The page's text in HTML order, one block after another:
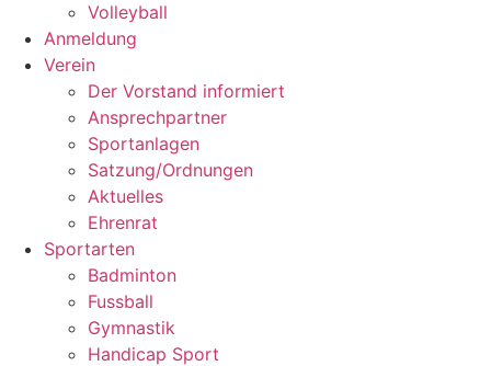
Volleyball
Anmeldung
Verein
Der Vorstand informiert
Ansprechpartner
Sportanlagen
Satzung/Ordnungen
Aktuelles
Ehrenrat
Sportarten
Badminton
Fussball
Gymnastik
Handicap Sport